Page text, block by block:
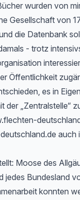
wurden von
Gesellschaft von
die Datenbank
- trotz
Öffentlichkeit
es in
der „Zentralstelle“
Moose des
jedes Bundesland
konnten